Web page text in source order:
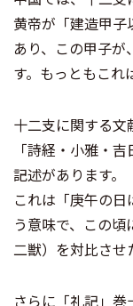
黄帝が「建造甲
あり、この甲子が
す。もっともこれ
十二支に関する文
「詩経・小雅・
記述があります。
これは「庚午の
う意味で、この
二獣）を対比させ
さらに「礼記」